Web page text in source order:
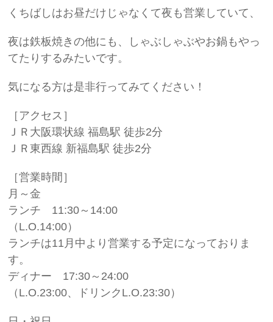
くちばしはお昼だけじゃなくて夜も営業していて、
夜は鉄板焼きの他にも、しゃぶしゃぶやお鍋もやっ
てたりするみたいです。
気になる方は是非行ってみてください！
［アクセス］
ＪＲ大阪環状線 福島駅 徒歩2分
ＪＲ東西線 新福島駅 徒歩2分
［営業時間］
月～金
ランチ 11:30～14:00
（L.O.14:00）
ランチは11月中より営業する予定になっておりま
す。
ディナー 17:30～24:00
（L.O.23:00、ドリンクL.O.23:30）